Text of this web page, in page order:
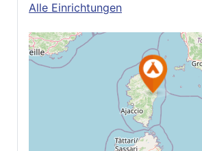
Alle Einrichtungen
Auf Google Maps
anzeigen